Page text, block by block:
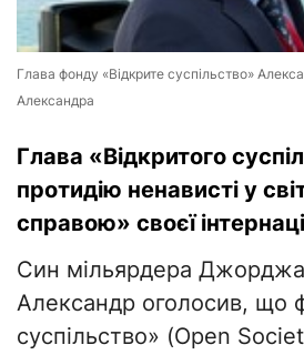
Глава фонду «Відкрите суспільство»
Александра
Глава «Відкритого
протидію ненависті у
справою» своєї
Син мільярдера
Александр оголосив, що
суспільство» (Open